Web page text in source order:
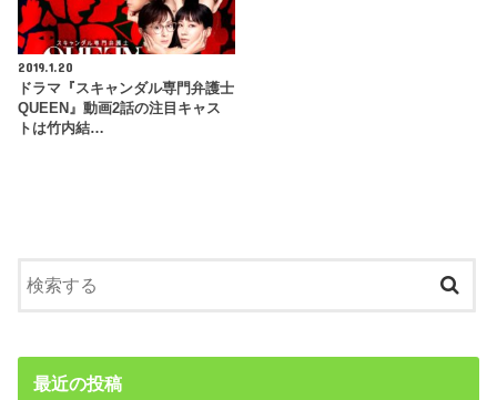
2019.1.20
ドラマ『スキャンダル専門弁護士
QUEEN』動画2話の注目キャス
トは竹内結…
最近の投稿